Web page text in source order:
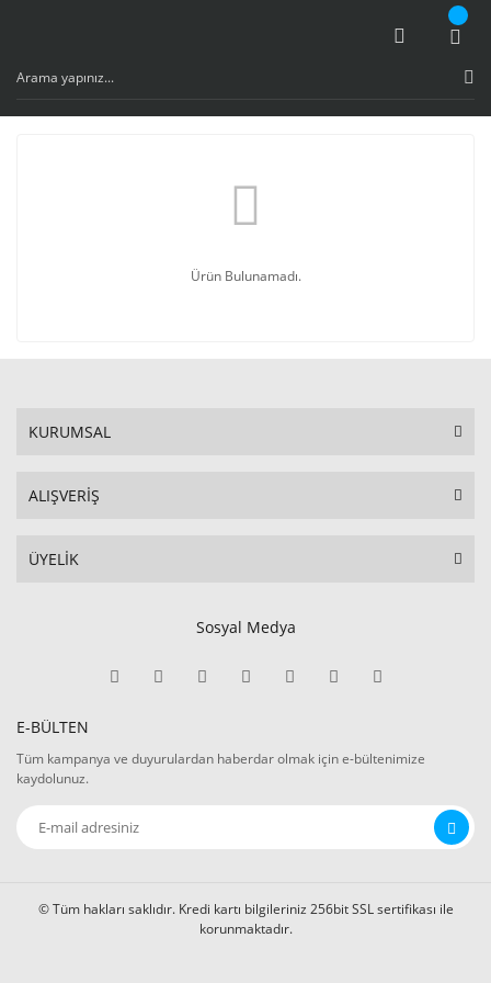
Ürün Bulunamadı.
KURUMSAL
ALIŞVERİŞ
ÜYELİK
Sosyal Medya
E-BÜLTEN
Tüm kampanya ve duyurulardan haberdar olmak için e-bültenimize
kaydolunuz.
© Tüm hakları saklıdır. Kredi kartı bilgileriniz 256bit SSL sertifikası ile
korunmaktadır.